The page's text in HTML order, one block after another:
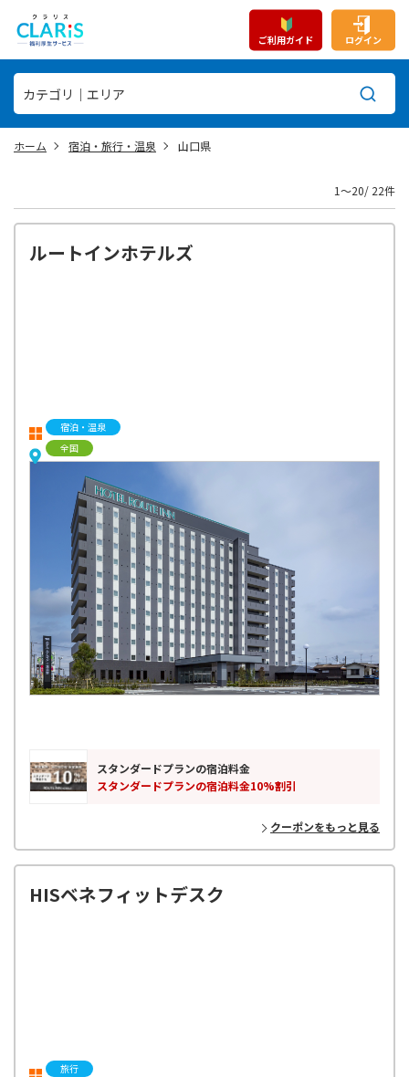
ご利用ガイド ログイン
ホーム 宿泊・旅行・温泉 山口県
1〜20/ 22件
ルートインホテルズ
宿泊・温泉
全国
スタンダードプランの宿泊料金
スタンダードプランの宿泊料金10%割引
クーポンをもっと見る
HISベネフィットデスク
旅行